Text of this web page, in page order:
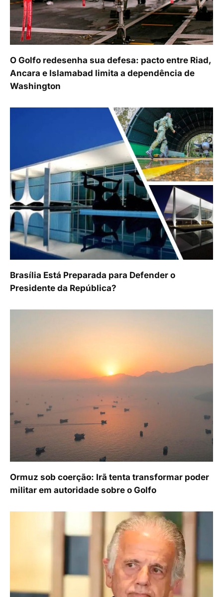
O Golfo redesenha sua defesa: pacto entre Riad,
Ancara e Islamabad limita a dependência de
Washington
Brasília Está Preparada para Defender o
Presidente da República?
Ormuz sob coerção: Irã tenta transformar poder
militar em autoridade sobre o Golfo